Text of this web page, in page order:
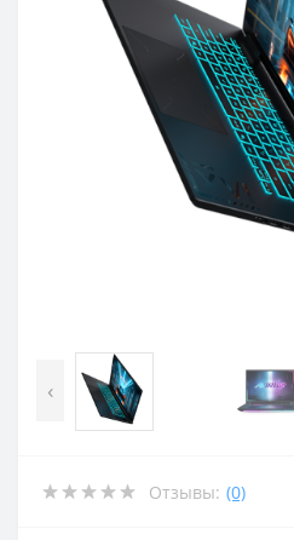
‹
Отзывы: (0)